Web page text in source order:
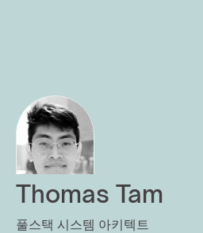
Thomas Tam
풀스택 시스템 아키텍트